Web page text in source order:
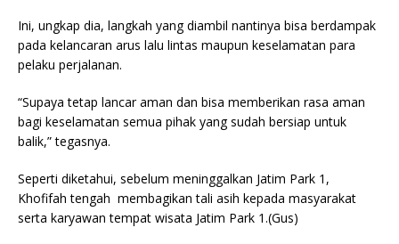
Ini, ungkap dia, langkah yang diambil nantinya bisa berdampak
pada kelancaran arus lalu lintas maupun keselamatan para
pelaku perjalanan.
“Supaya tetap lancar aman dan bisa memberikan rasa aman
bagi keselamatan semua pihak yang sudah bersiap untuk
balik,” tegasnya.
Seperti diketahui, sebelum meninggalkan Jatim Park 1,
Khofifah tengah membagikan tali asih kepada masyarakat
serta karyawan tempat wisata Jatim Park 1.(Gus)